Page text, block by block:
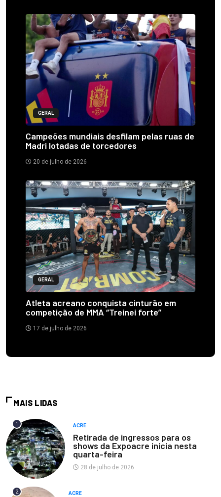
GERAL
Campeões mundiais desfilam pelas ruas de
Madri lotadas de torcedores
20 de julho de 2026
GERAL
Atleta acreano conquista cinturão em
competição de MMA “Treinei forte”
17 de julho de 2026
MAIS LIDAS
1 ACRE
Retirada de ingressos para os
shows da Expoacre inicia nesta
quarta-feira
28 de julho de 2026
2 ACRE